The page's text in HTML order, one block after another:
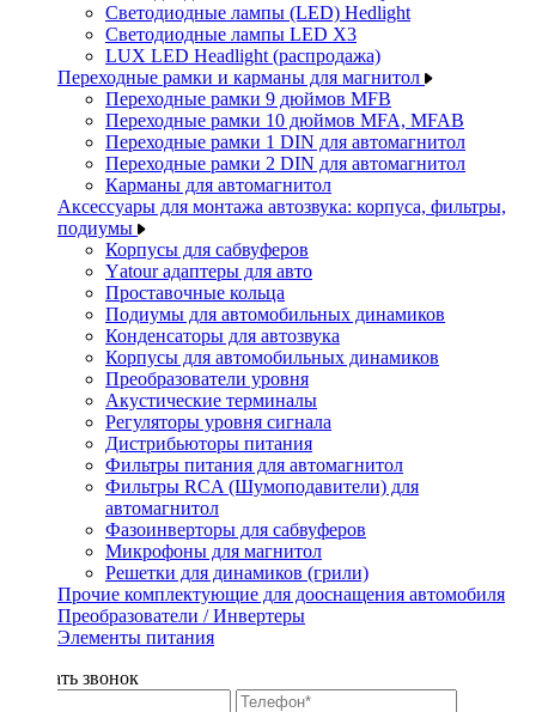
Светодиодные лампы (LED) Hedlight
Светодиодные лампы LED X3
LUX LED Headlight (распродажа)
Переходные рамки и карманы для магнитол
Переходные рамки 9 дюймов MFB
Переходные рамки 10 дюймов MFA, MFAB
Переходные рамки 1 DIN для автомагнитол
Переходные рамки 2 DIN для автомагнитол
Карманы для автомагнитол
Аксессуары для монтажа автозвука: корпуса, фильтры,
подиумы
Корпусы для сабвуферов
Yаtour адаптеры для авто
Проставочные кольца
Подиумы для автомобильных динамиков
Конденсаторы для автозвука
Корпусы для автомобильных динамиков
Преобразователи уровня
Акустические терминалы
Регуляторы уровня сигнала
Дистрибьюторы питания
Фильтры питания для автомагнитол
Фильтры RCA (Шумоподавители) для
автомагнитол
Фазоинверторы для сабвуферов
Микрофоны для магнитол
Решетки для динамиков (грили)
Прочие комплектующие для дооснащения автомобиля
Преобразователи / Инвертеры
Элементы питания
Заказать звонок